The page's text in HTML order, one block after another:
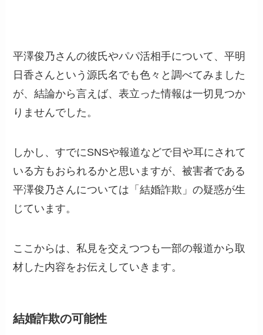
平澤俊乃さんの彼氏やパパ活相手について、平明
日香さんという源氏名でも色々と調べてみました
が、結論から言えば、表立った情報は一切見つか
りませんでした。
しかし、すでにSNSや報道などで目や耳にされて
いる方もおられるかと思いますが、被害者である
平澤俊乃さんについては「結婚詐欺」の疑惑が生
じています。
ここからは、私見を交えつつも一部の報道から取
材した内容をお伝えしていきます。
結婚詐欺の可能性